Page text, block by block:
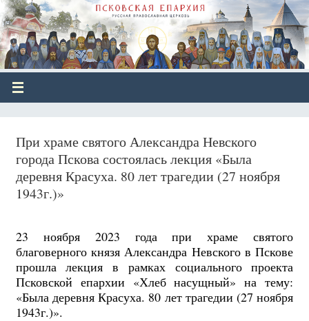
При храме святого Александра Невского
города Пскова состоялась лекция «Была
деревня Красуха. 80 лет трагедии (27 ноября
1943г.)»
23 ноября 2023 года при храме святого
благоверного князя Александра Невского в Пскове
прошла лекция в рамках социального проекта
Псковской епархии «Хлеб насущный» на тему:
«Была деревня Красуха. 80 лет трагедии (27 ноября
1943г.)».